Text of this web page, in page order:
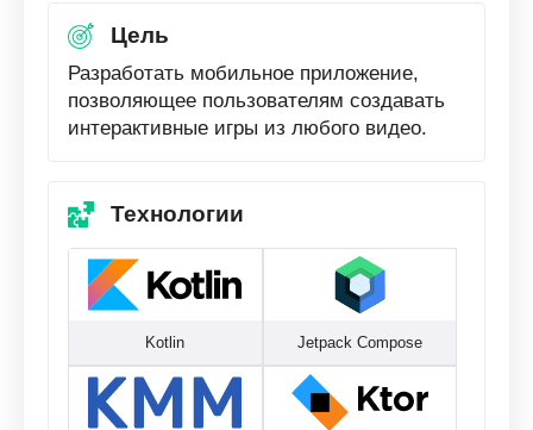
Цель
Разработать мобильное приложение,
позволяющее пользователям создавать
интерактивные игры из любого видео.
Технологии
Kotlin Jetpack Compose